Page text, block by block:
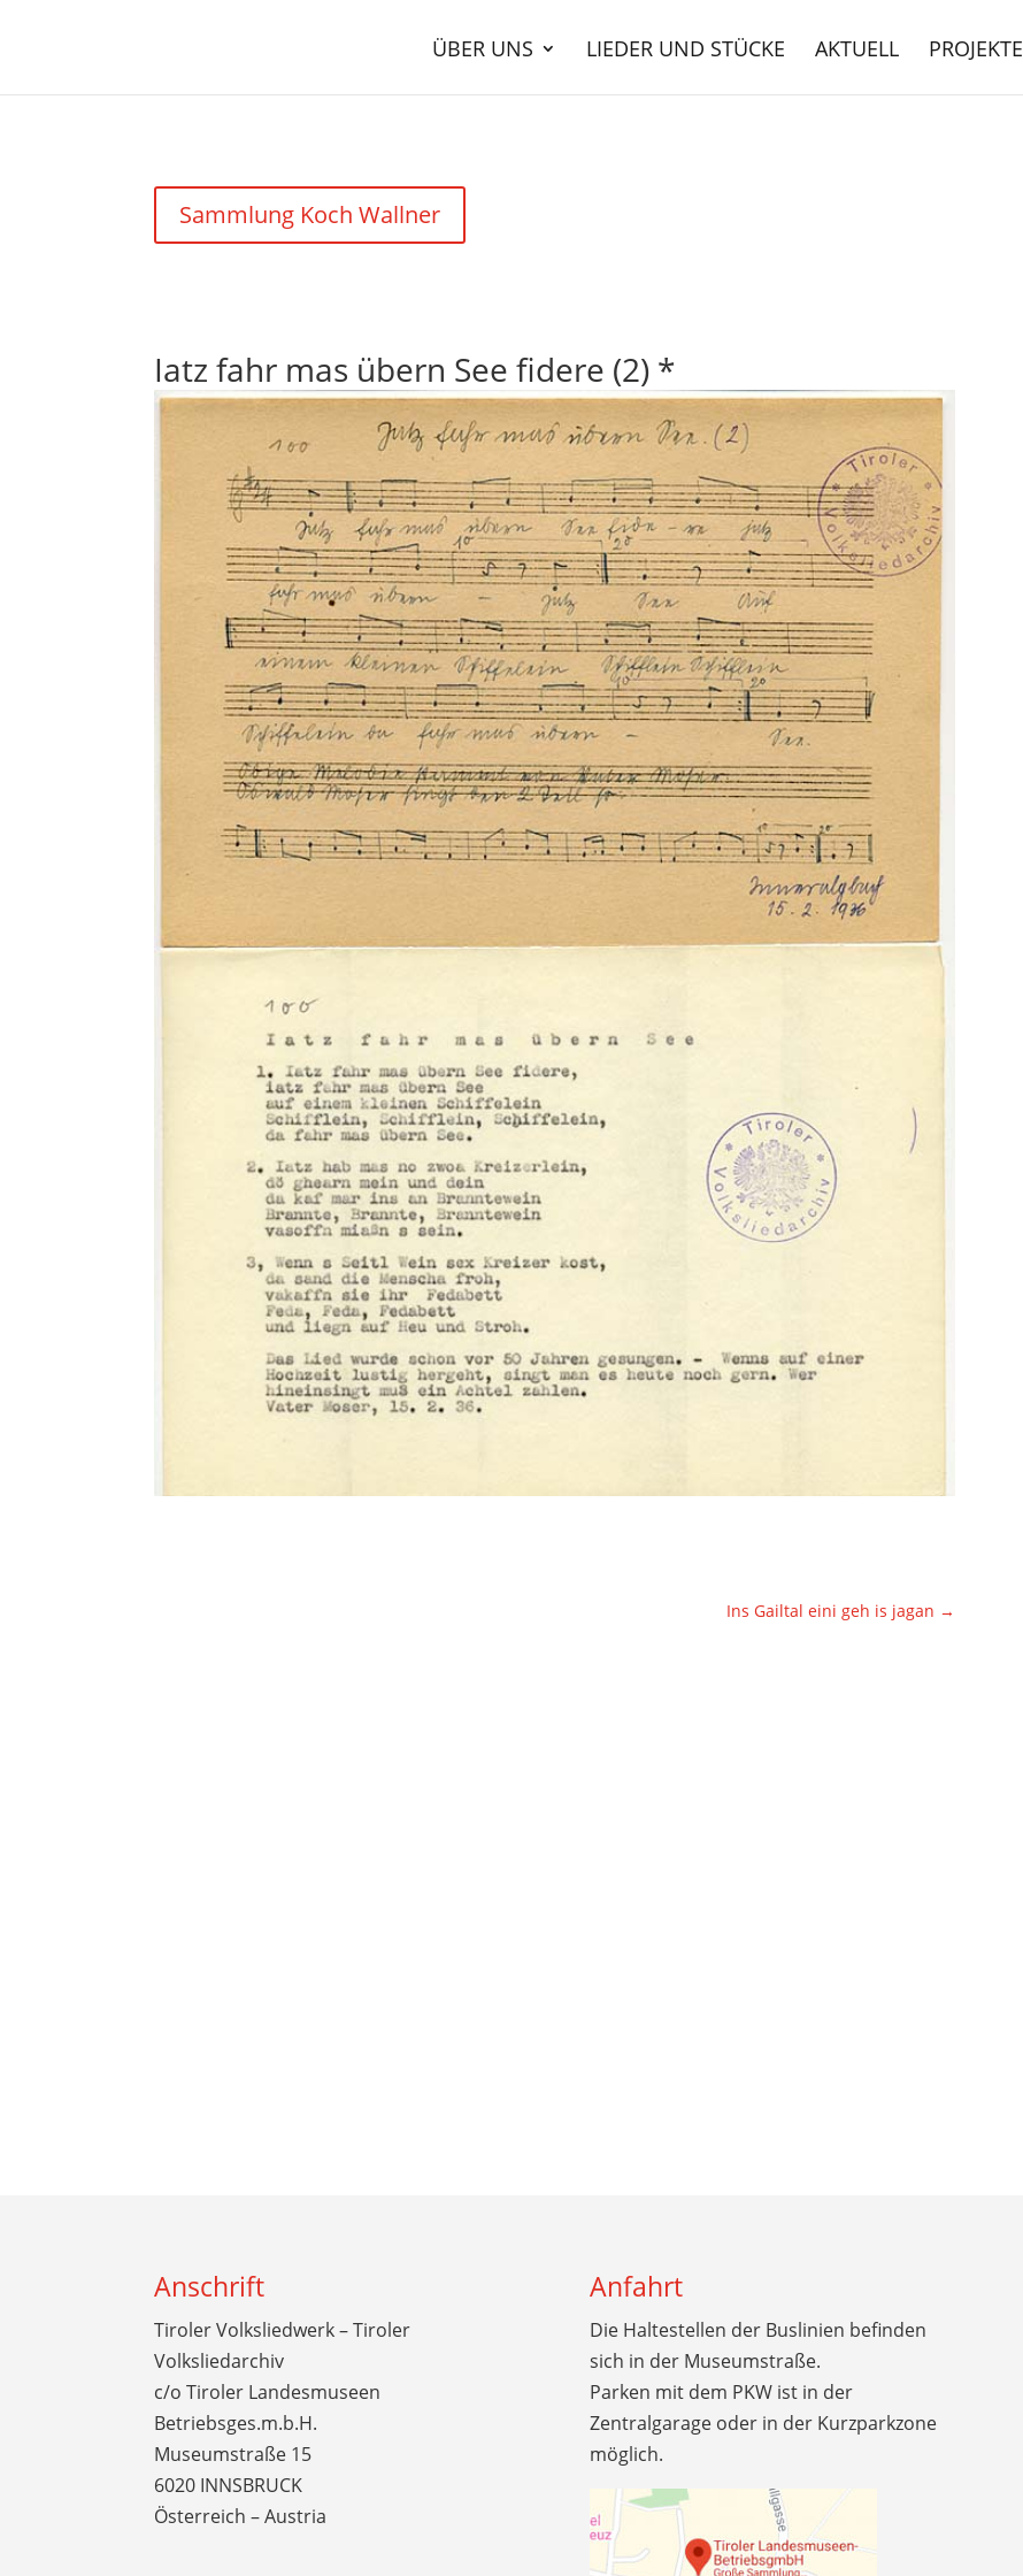
ÜBER UNS LIEDER UND STÜCKE AKTUELL PROJEKTE
Sammlung Koch Wallner
Iatz fahr mas übern See fidere (2) *
Ins Gailtal eini geh is jagan →
Anschrift
Tiroler Volksliedwerk – Tiroler
Volksliedarchiv
c/o Tiroler Landesmuseen
Betriebsges.m.b.H.
Museumstraße 15
6020 INNSBRUCK
Österreich – Austria
Anfahrt
Die Haltestellen der Buslinien befinden
sich in der Museumstraße.
Parken mit dem PKW ist in der
Zentralgarage oder in der Kurzparkzone
möglich.